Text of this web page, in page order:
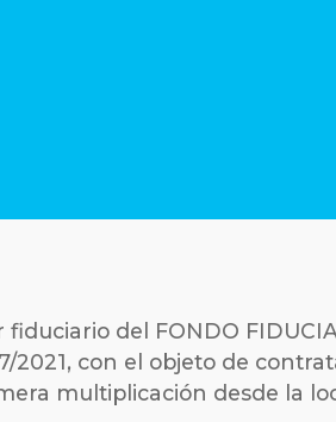
del FONDO
2021, con el objeto de
multiplicación desde la